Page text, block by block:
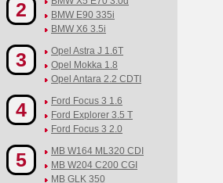
2
BMW E90 335i
BMW X6 3.5i
3
Opel Astra J 1.6T
Opel Mokka 1.8
Opel Antara 2.2 CDTI
4
Ford Focus 3 1.6
Ford Explorer 3.5 T
Ford Focus 3 2.0
5
MB W164 ML320 CDI
MB W204 C200 CGI
MB GLK 350